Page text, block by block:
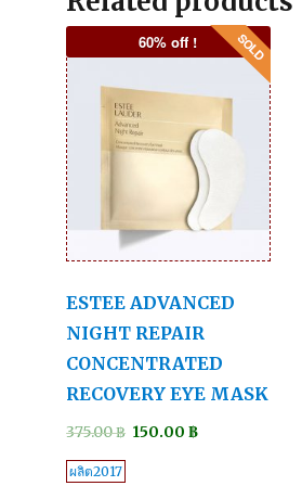
60% off !
ESTEE ADVANCED
NIGHT REPAIR
CONCENTRATED
RECOVERY EYE MASK
375.00฿ 150.00 ฿
ผลิต2017